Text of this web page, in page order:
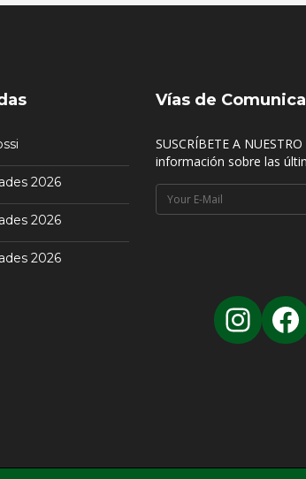
2026
2026
2026
Vías de
SUSCRÍBETE A
información sobre las